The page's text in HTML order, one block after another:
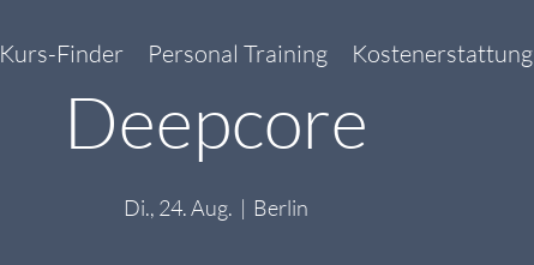
Deepcore
Di., 24. Aug.
  |
Berlin
Kurs-Finder Personal Training Kostenerstattung